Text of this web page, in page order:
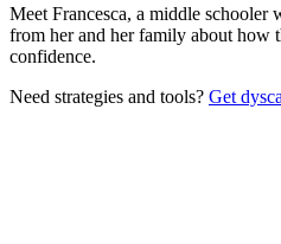
Meet Francesca, a middle schooler
from her and her family about how
confidence.
Need strategies and tools? Get